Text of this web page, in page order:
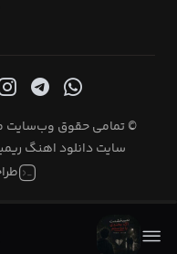
© تمامی حقوق وب‌سایت
سایت دانلود اهنگ